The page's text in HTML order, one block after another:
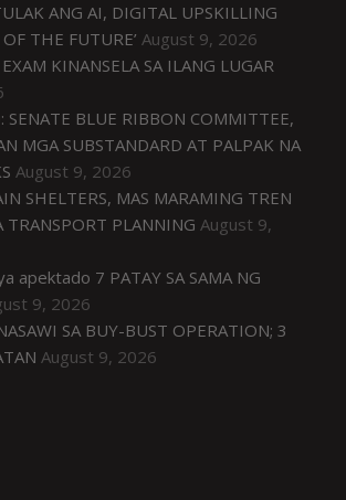
ANG AI, DIGITAL UPSKILLING
OF THE FUTURE’ August 9, 2026
KINANSELA SA ILANG LUGAR
SENATE BLUE RIBBON COMMITTEE,
MGA SUBSTANDARD AT PALPAK NA
August 9, 2026
SHELTERS, MAS MARAMING TREN
TRANSPORT PLANNING August 9,
apektado 7 PATAY SA SAMA NG
9, 2026
SA BUY-BUST OPERATION; 3
August 9, 2026